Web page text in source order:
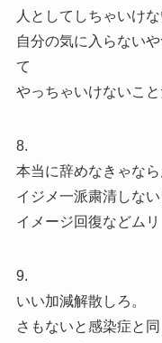
人としてしちゃいけ
自分の気に入らない
て
やっちゃいけないこと
8.
本当に辞めなきゃな
イジメ一派粛清しない
イメージ回復などムリ
9.
いい加減解散しろ。
さもないと感染症と